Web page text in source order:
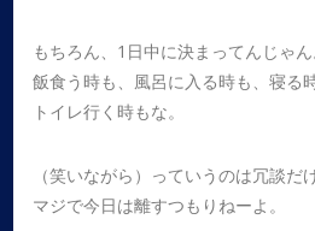
もちろん、1日中に決まってんじゃん
飯食う時も、風呂に入る時も、寝る時
トイレ行く時もな。
（笑いながら）っていうのは冗談だ
マジで今日は離すつもりねーよ。